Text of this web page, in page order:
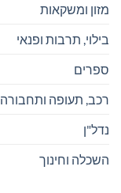
מזון ומשקאות
בילוי, תרבות ופנאי
ספרים
רכב, תעופה ותחבורה
נדל"ן
השכלה וחינוך